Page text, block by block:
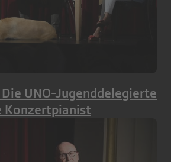
UNO-Jugenddelegierte
Konzertpianist